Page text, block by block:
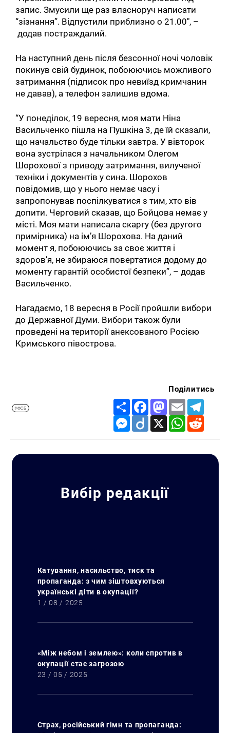
запис. Змусили ще раз власноруч написати
“зізнання”. Відпустили приблизно о 21.00″, –
додав постраждалий.
На наступний день після безсонної ночі чоловік
покинув свій будинок, побоюючись можливого
затримання (підписок про невиїзд кримчанин
не давав), а телефон залишив вдома.
“У понеділок, 19 вересня, моя мати Ніна
Васильченко пішла на Пушкіна 3, де їй сказали,
що начальство буде тільки завтра. У вівторок
вона зустрілася з начальником Олегом
Шорохової з приводу затримання, вилученої
техніки і документів у сина. Шорохов
повідомив, що у нього немає часу і
запропонував поспілкуватися з тим, хто вів
допити. Черговий сказав, що Бойцова немає у
місті. Моя мати написала скаргу (без другого
примірника) на ім’я Шорохова. На даний
момент я, побоюючись за своє життя і
здоров’я, не збираюся повертатися додому до
моменту гарантій особистої безпеки”, – додав
Васильченко.
Нагадаємо, 18 вересня в Росії пройшли вибори
до Державної Думи. Вибори також були
проведені на території анексованого Росією
Кримського півострова.
#ФСБ
Поділитись
Share FacebookMastodon
Email
Messenger
Diigo X WhatsApp
Вибір редакції
Катування, насильство, тиск та
пропаганда: з чим зіштовхуються
українські діти в окупації?
1 / 08 / 2025
«Між небом і землею»: коли спротив в
окупації стає загрозою
23 / 05 / 2025
Страх, російський гімн та пропаганда: